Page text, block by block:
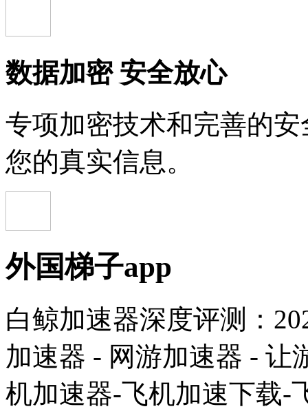
数据加密 安全放心
专项加密技术和完善的
您的真实信息。
外国梯子app
白鲸加速器深度评测：
加速器 - 网游加速器 - 让
机加速器-飞机加速下载-